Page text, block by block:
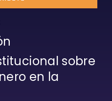
sobre
en la